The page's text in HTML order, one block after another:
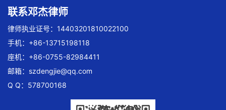
联系邓杰律师
律师执业证号：14403201810022100
手机：+86-13715198118
座机：+86-0755-82984411
邮箱： szdengjie@qq.com
Q Q：578700168